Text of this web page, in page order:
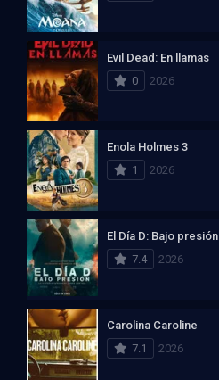
Evil Dead: En llamas
0
2026
Enola Holmes 3
1
2026
El Día D: Bajo presión
7.4
2026
Carolina Caroline
7.1
2026